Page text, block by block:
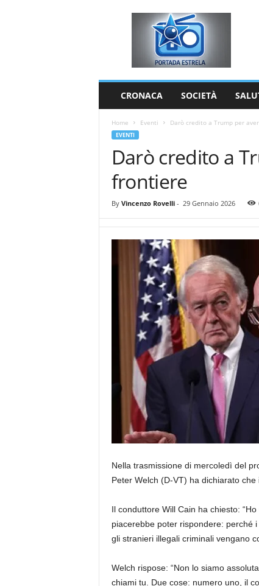
CRONACA SOCIETÀ
Home Eventi Darò credito a Trump per
EVENTI
Darò credito a
frontiere
By Vincenzo Rovelli- 29 Gennaio 2026
Nella trasmissione di mercoledì del
Peter Welch (D-VT) ha dichiarato
Il conduttore Will Cain ha chiesto:
piacerebbe poter rispondere: perché
gli stranieri illegali criminali vengano
Welch rispose: “Non lo siamo
chiami tu. Due cose: numero uno, il